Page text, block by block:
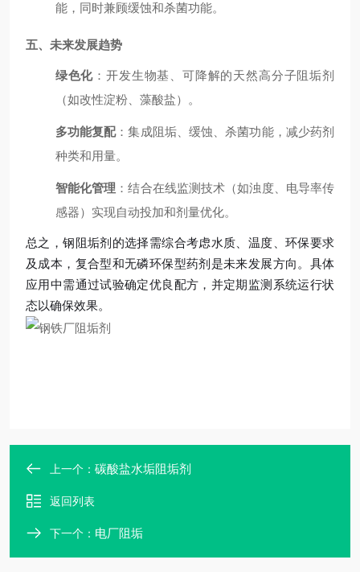
能，同时兼顾缓蚀和杀菌功能。
五、未来发展趋势
绿色化 ：开发生物基、可降解的天然高分子阻垢剂
（如改性淀粉、藻酸盐）。
多功能复配：集成阻垢、缓蚀、杀菌功能，减少药剂
种类和用量。
智能化管理 ：结合在线监测技术（如浊度、电导率传
感器）实现自动投加和剂量优化。
总之，钢阻垢剂的选择需综合考虑水质、温度、环保要求
及成本，复合型和无磷环保型药剂是未来发展方向。具体
应用中需通过试验确定优良配方，并定期监测系统运行状
态以确保效果。
上一个： 碳酸盐水垢阻垢剂
返回列表
下一个： 电厂阻垢